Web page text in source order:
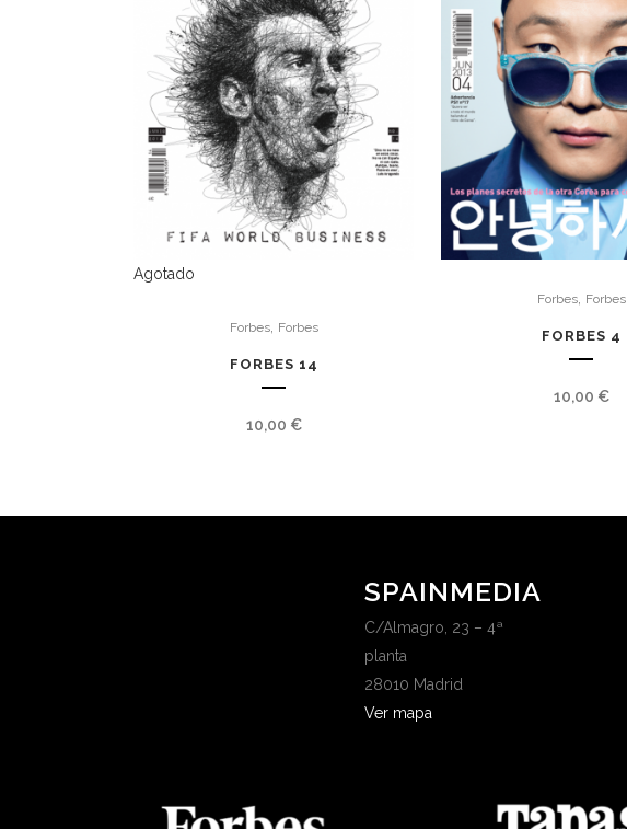
Agotado
Forbes, Forbes
FORBES 14
10,00 €
Forbes, Forbes
FORBES 4
10,00 €
SPAINMEDIA
C/Almagro, 23 – 4ª
planta
28010 Madrid
Ver mapa